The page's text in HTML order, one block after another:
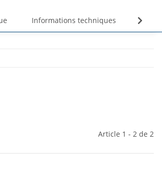
Informations techniques
Article 1 - 2 de 2